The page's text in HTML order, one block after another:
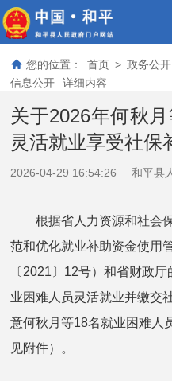
您的位置： 首页 > 政务公开
信息公开
详细内容
关于2026年何秋
灵活就业享受社保
2026-04-29 16:54:26 和平县
根据省人力资源和社会保
范和优化就业补助资金使用
〔2021〕12号）和省财政
业困难人员灵活就业并缴交
意何秋月等18名就业困难人
见附件）。